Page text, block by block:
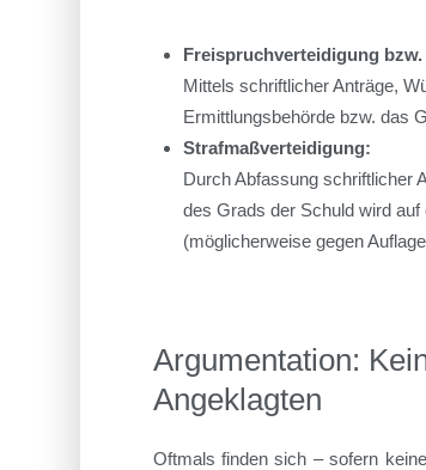
Freispruchverteidigung
Mittels schriftlicher Anträge,
Ermittlungsbehörde bzw. das
Strafmaßverteidigung:
Durch Abfassung schriftlicher
des Grads der Schuld wird
(möglicherweise gegen
Argumentation:
Angeklagten
Oftmals finden sich – sofern